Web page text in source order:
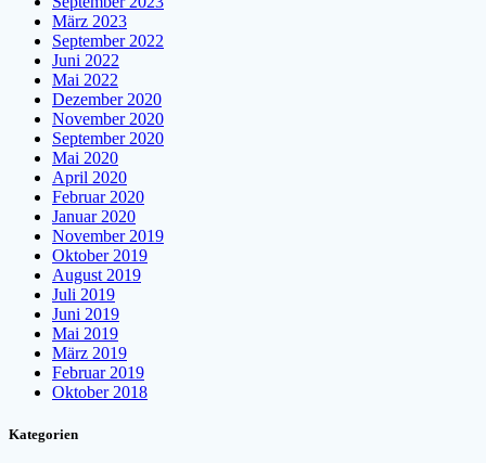
März 2023
September 2022
Juni 2022
Mai 2022
Dezember 2020
November 2020
September 2020
Mai 2020
April 2020
Februar 2020
Januar 2020
November 2019
Oktober 2019
August 2019
Juli 2019
Juni 2019
Mai 2019
März 2019
Februar 2019
Oktober 2018
Kategorien